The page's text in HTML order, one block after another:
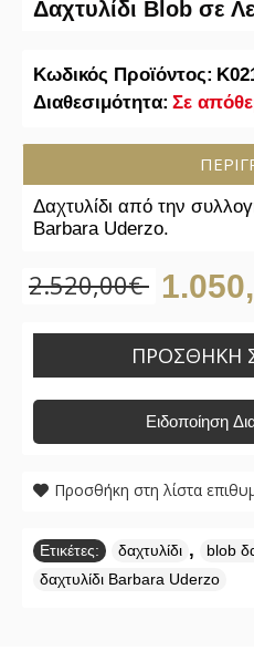
Κωδικός Προϊόντος:
Διαθεσιμότητα: Σε
Δαχτυλίδι από την
Barbara Uderzo.
2.520,00€
ΠΡΟΣΘΉΚΗ
Προσθήκη στη λίστα
Ετικέτες: δαχτυλίδι , blob
δαχτυλίδι Barbara Uderzo